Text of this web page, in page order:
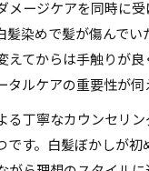
メージケアを同時に
髪染めで髪が傷んでい
えてからは手触りが良
ルケアの重要性が伺
る丁寧なカウンセリ
です。白髪ぼかしが初